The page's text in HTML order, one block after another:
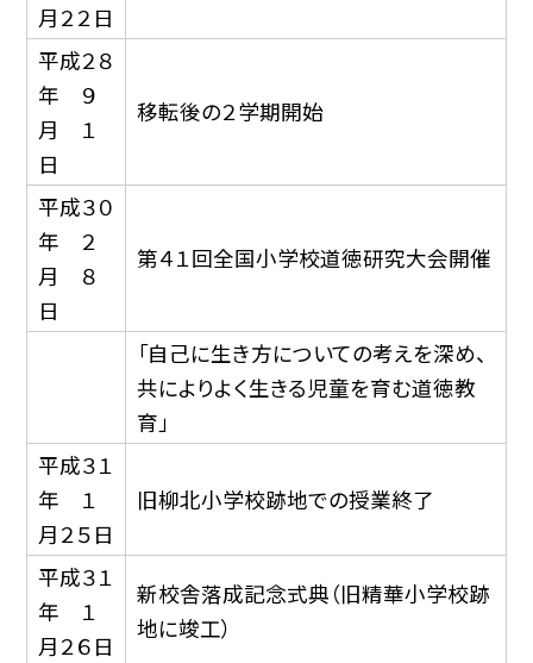
月２２日
平成２８
年 ９
月 １
日
移転後の２学期開始
平成３０
年 ２
月 ８
日
第４１回全国小学校道徳研究大会開催
「自己に生き方についての考えを深め、
共によりよく生きる児童を育む道徳教
育」
平成３１
年 １
月２５日
旧柳北小学校跡地での授業終了
平成３１
年 １
月２６日
新校舎落成記念式典（旧精華小学校跡
地に竣工）